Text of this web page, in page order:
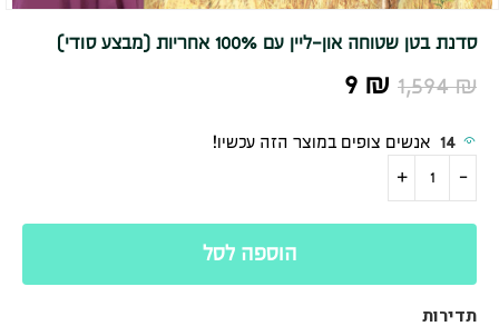
סדנת בטן שטוחה און-ליין עם 100% אחריות (מבצע סודי)
1,594₪
9 ₪
14 אנשים צופים במוצר הזה עכשיו!
הוספה לסל
תדירות